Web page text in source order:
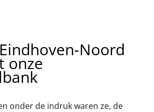
Noord
onze
onder de indruk waren ze, de